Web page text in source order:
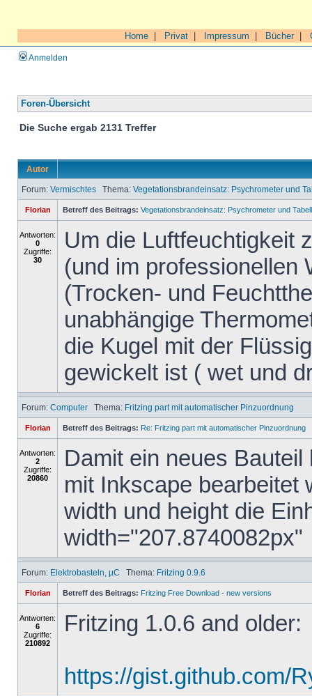
Home Privat Impressum Bücher|
Anmelden
Foren-Übersicht
Die Suche ergab 2131 Treffer
Autor
Forum: Vermischtes Thema: Vegetationsbrandeinsatz: Psychrometer und
Florian Betreff des Beitrags: Vegetationsbrandeinsatz: Psychrometer und
Antworten:
0
Zugriffe:
30
Um die Luftfeuchtigkeit
(und im professionellen
(Trocken- und
unabhängige
die Kugel mit der
gewickelt ist ( wet und
Forum: Computer Thema: Fritzing part mit automatischer Pinzuordnung
Florian Betreff des Beitrags: Re: Fritzing part mit automatischer Pinzuordnung
Antworten:
2
Zugriffe:
20860
Damit ein neues
mit Inkscape bearbeitet
width und height die
width="207.8740082px"
Forum: Elektrobasteln, µC Thema: Fritzing 0.9.6
Florian Betreff des Beitrags: Fritzing Free Download - new versions
Antworten:
6
Zugriffe:
210892
Fritzing 1.0.6 and older:
https://gist.github.com/